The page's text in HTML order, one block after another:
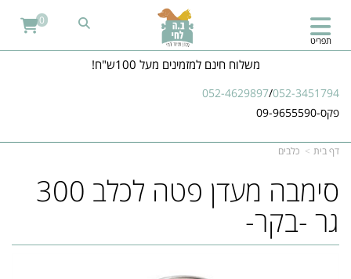
משלוח חינם למזמינים מעל 100ש"ח!
052-4629897/052-3451794
פקס-09-9655590
תפריט
0
דף בית כלבים
סימבה מעדן פטה לכלב 300
גר -בקר-